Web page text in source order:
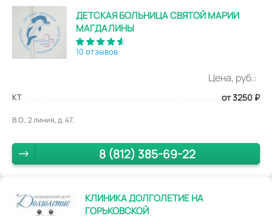
ДЕТСКАЯ БОЛЬНИЦА СВЯТОЙ МАРИИ
МАГДАЛИНЫ
10 отзывов
Цена, руб.:
КТ от 3250 ₽
В.О., 2 линия, д. 47.
8 (812) 385-69-22
КЛИНИКА ДОЛГОЛЕТИЕ НА
ГОРЬКОВСКОЙ